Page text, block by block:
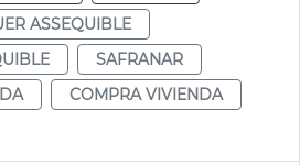
ASSEQUIBLE
SAFRANAR
COMPRA VIVIENDA